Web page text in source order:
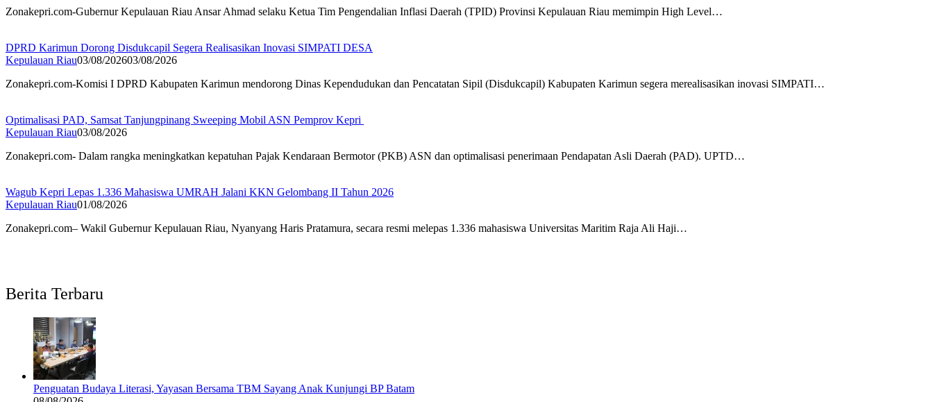
Zonakepri.com-Gubernur Kepulauan Riau Ansar Ahmad selaku Ketua Tim Pengendalian Inflasi Daerah (TPID) Provinsi Kepulauan Riau memimpin High Level…
DPRD Karimun Dorong Disdukcapil Segera Realisasikan Inovasi SIMPATI DESA
Kepulauan Riau03/08/202603/08/2026
Zonakepri.com-Komisi I DPRD Kabupaten Karimun mendorong Dinas Kependudukan dan Pencatatan Sipil (Disdukcapil) Kabupaten Karimun segera merealisasikan inovasi SIMPATI…
Optimalisasi PAD, Samsat Tanjungpinang Sweeping Mobil ASN Pemprov Kepri
Kepulauan Riau03/08/2026
Zonakepri.com- Dalam rangka meningkatkan kepatuhan Pajak Kendaraan Bermotor (PKB) ASN dan optimalisasi penerimaan Pendapatan Asli Daerah (PAD). UPTD…
Wagub Kepri Lepas 1.336 Mahasiswa UMRAH Jalani KKN Gelombang II Tahun 2026
Kepulauan Riau01/08/2026
Zonakepri.com– Wakil Gubernur Kepulauan Riau, Nyanyang Haris Pratamura, secara resmi melepas 1.336 mahasiswa Universitas Maritim Raja Ali Haji…
Berita Terbaru
Penguatan Budaya Literasi, Yayasan Bersama TBM Sayang Anak Kunjungi BP Batam